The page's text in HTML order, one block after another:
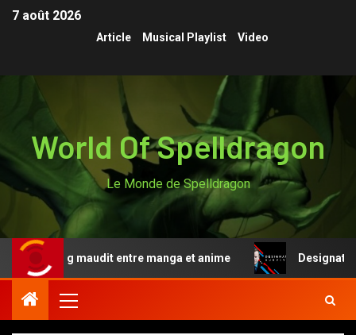
7 août 2026
Article Musical Playlist Video
World Of Spelldragon
Le Monde de Spelldragon
du sang maudit entre manga et anime Designated